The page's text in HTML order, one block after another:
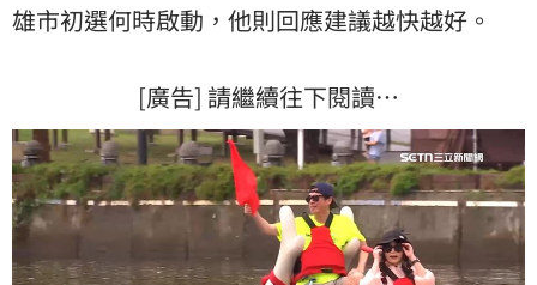
雄市初選何時啟動，他則回應建議越快越好。
[廣告] 請繼續往下閱讀…